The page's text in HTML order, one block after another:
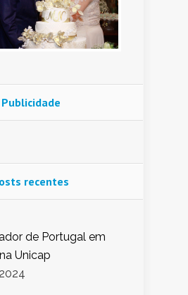
Publicidade
recentes
de Portugal em
Unicap